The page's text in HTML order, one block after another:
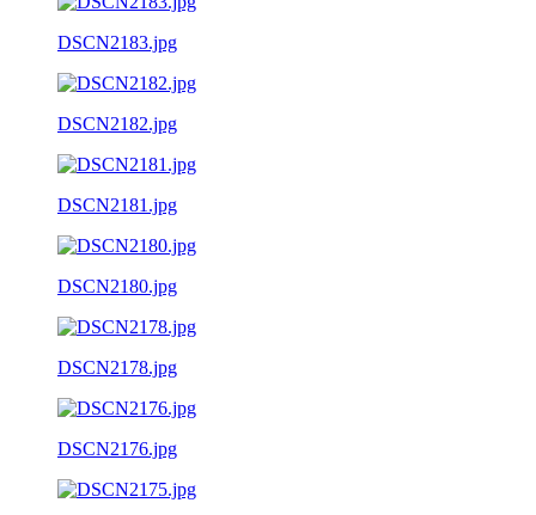
DSCN2183.jpg
DSCN2182.jpg
DSCN2181.jpg
DSCN2180.jpg
DSCN2178.jpg
DSCN2176.jpg